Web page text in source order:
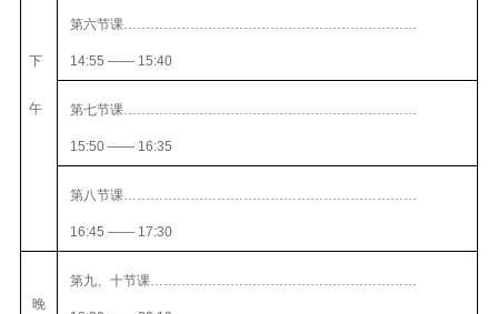
下
午
第六节课…………………………………………………………
14:55 —— 15:40
第七节课…………………………………………………………
15:50 —— 16:35
第八节课…………………………………………………………
16:45 —— 17:30
晚
第九、十节课……………………………………………………